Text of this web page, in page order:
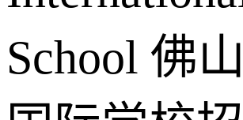
School 佛